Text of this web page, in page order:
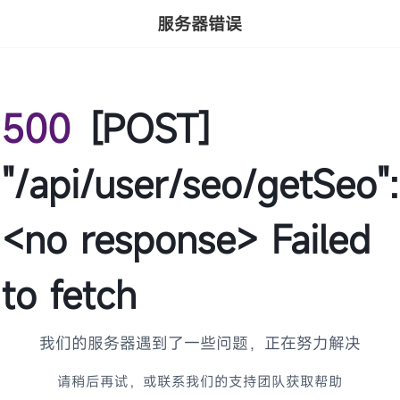
服务器错误
500 [POST]
"/api/user/seo/getSeo":
<no response> Failed
to fetch
我们的服务器遇到了一些问题，正在努力解决
请稍后再试，或联系我们的支持团队获取帮助